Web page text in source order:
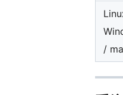
/